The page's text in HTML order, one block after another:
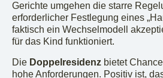
Gerichte umgehen die starre
erforderlicher Festlegung eines
faktisch ein Wechselmodell
für das Kind funktioniert.
Die Doppelresidenz bietet
hohe Anforderungen. Positiv ist,